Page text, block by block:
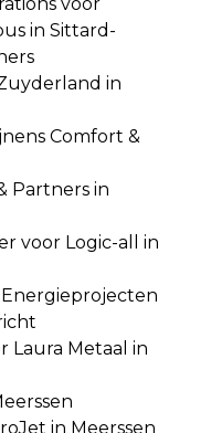
in Sittard-
in
Comfort &
Partners in
voor Logic-all in
Laura Metaal in
in Meerssen